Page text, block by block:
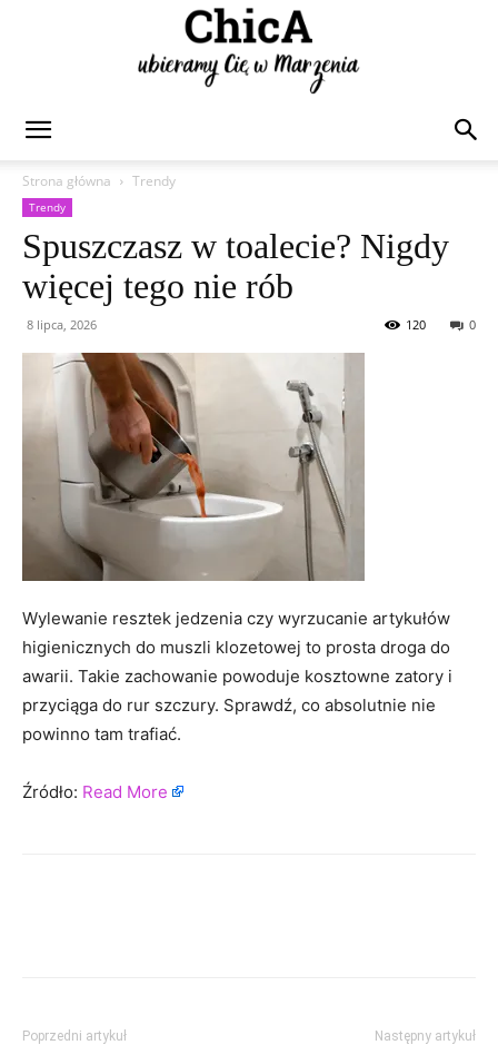
Strona główna
Trendy
Trendy
Spuszczasz w toalecie? Nigdy
więcej tego nie rób
8 lipca, 2026 0
120
Wylewanie resztek jedzenia czy wyrzucanie artykułów
higienicznych do muszli klozetowej to prosta droga do
awarii. Takie zachowanie powoduje kosztowne zatory i
przyciąga do rur szczury. Sprawdź, co absolutnie nie
powinno tam trafiać.
Źródło: Read More
Poprzedni artykuł Następny artykuł